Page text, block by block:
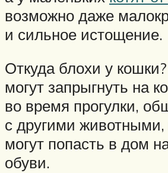
возможно даже
и сильное истощение.
Откуда блохи у
могут запрыгнуть на
во время прогулки,
с другими животными,
могут попасть в дом
обуви.